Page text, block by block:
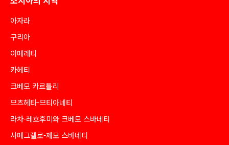
아자라
구리아
이메레티
카헤티
크베모 카르틀리
므츠헤타-므티아네티
라차-레흐후미와 크베모 스바네티
사메그렐로-제모 스바네티